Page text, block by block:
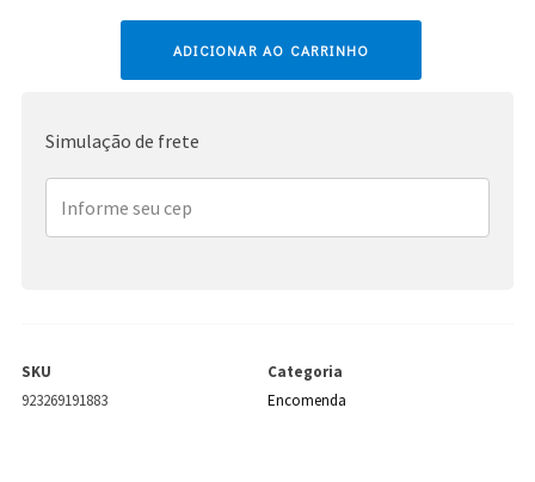
ADICIONAR AO CARRINHO
Simulação de frete
SKU
923269191883
Categoria
Encomenda